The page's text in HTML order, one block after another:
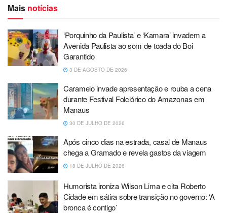
Mais notícias
‘Porquinho da Paulista’ e ‘Kamara’ invadem a
Avenida Paulista ao som de toada do Boi
Garantido
3 DE AGOSTO DE 2026
Caramelo invade apresentação e rouba a cena
durante Festival Folclórico do Amazonas em
Manaus
30 DE JULHO DE 2026
Após cinco dias na estrada, casal de Manaus
chega a Gramado e revela gastos da viagem
18 DE JULHO DE 2026
Humorista ironiza Wilson Lima e cita Roberto
Cidade em sátira sobre transição no governo: ‘A
bronca é contigo’